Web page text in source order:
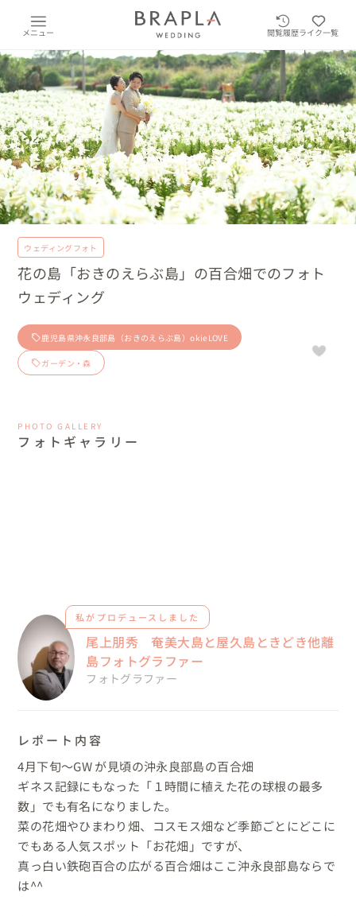
メニュー 閲覧履歴ライク一覧
ウェディングフォト
花の島「おきのえらぶ島」の百合畑でのフォト
ウェディング
鹿児島県沖永良部島（おきのえらぶ島）okieLOVE
ガーデン・森
PHOTO GALLERY
フォトギャラリー
私がプロデュースしました
尾上朋秀 奄美大島と屋久島ときどき他離
島フォトグラファー
フォトグラファー
レポート内容
4月下旬〜GW が見頃の沖永良部島の百合畑
ギネス記録にもなった「１時間に植えた花の球根の最多
数」でも有名になりました。
菜の花畑やひまわり畑、コスモス畑など季節ごとにどこに
でもある人気スポット「お花畑」ですが、
真っ白い鉄砲百合の広がる百合畑はここ沖永良部島ならで
は^^